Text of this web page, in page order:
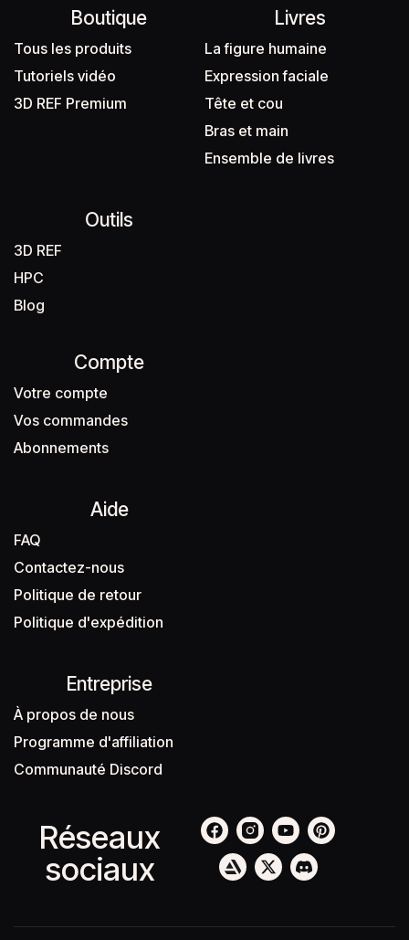
Boutique
Tous les produits
Tutoriels vidéo
3D REF Premium
Livres
La figure humaine
Expression faciale
Tête et cou
Bras et main
Ensemble de livres
Outils
3D REF
HPC
Blog
Réseaux
sociaux
Entreprise
À propos de nous
Programme d'affiliation
Communauté Discord
Aide
FAQ
Contactez-nous
Politique de retour
Politique d'expédition
Compte
Votre compte
Vos commandes
Abonnements